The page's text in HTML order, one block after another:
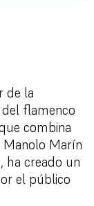
de la
flamenco
combina
Marín
ha creado un
el público